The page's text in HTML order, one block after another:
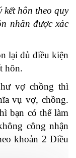
kết hôn theo quy
nhân được xác
lại đủ điều kiện
hôn.
vợ chồng thì
vụ vợ, chồng.
bạn có thể làm
công nhận
khoản 2 Điều